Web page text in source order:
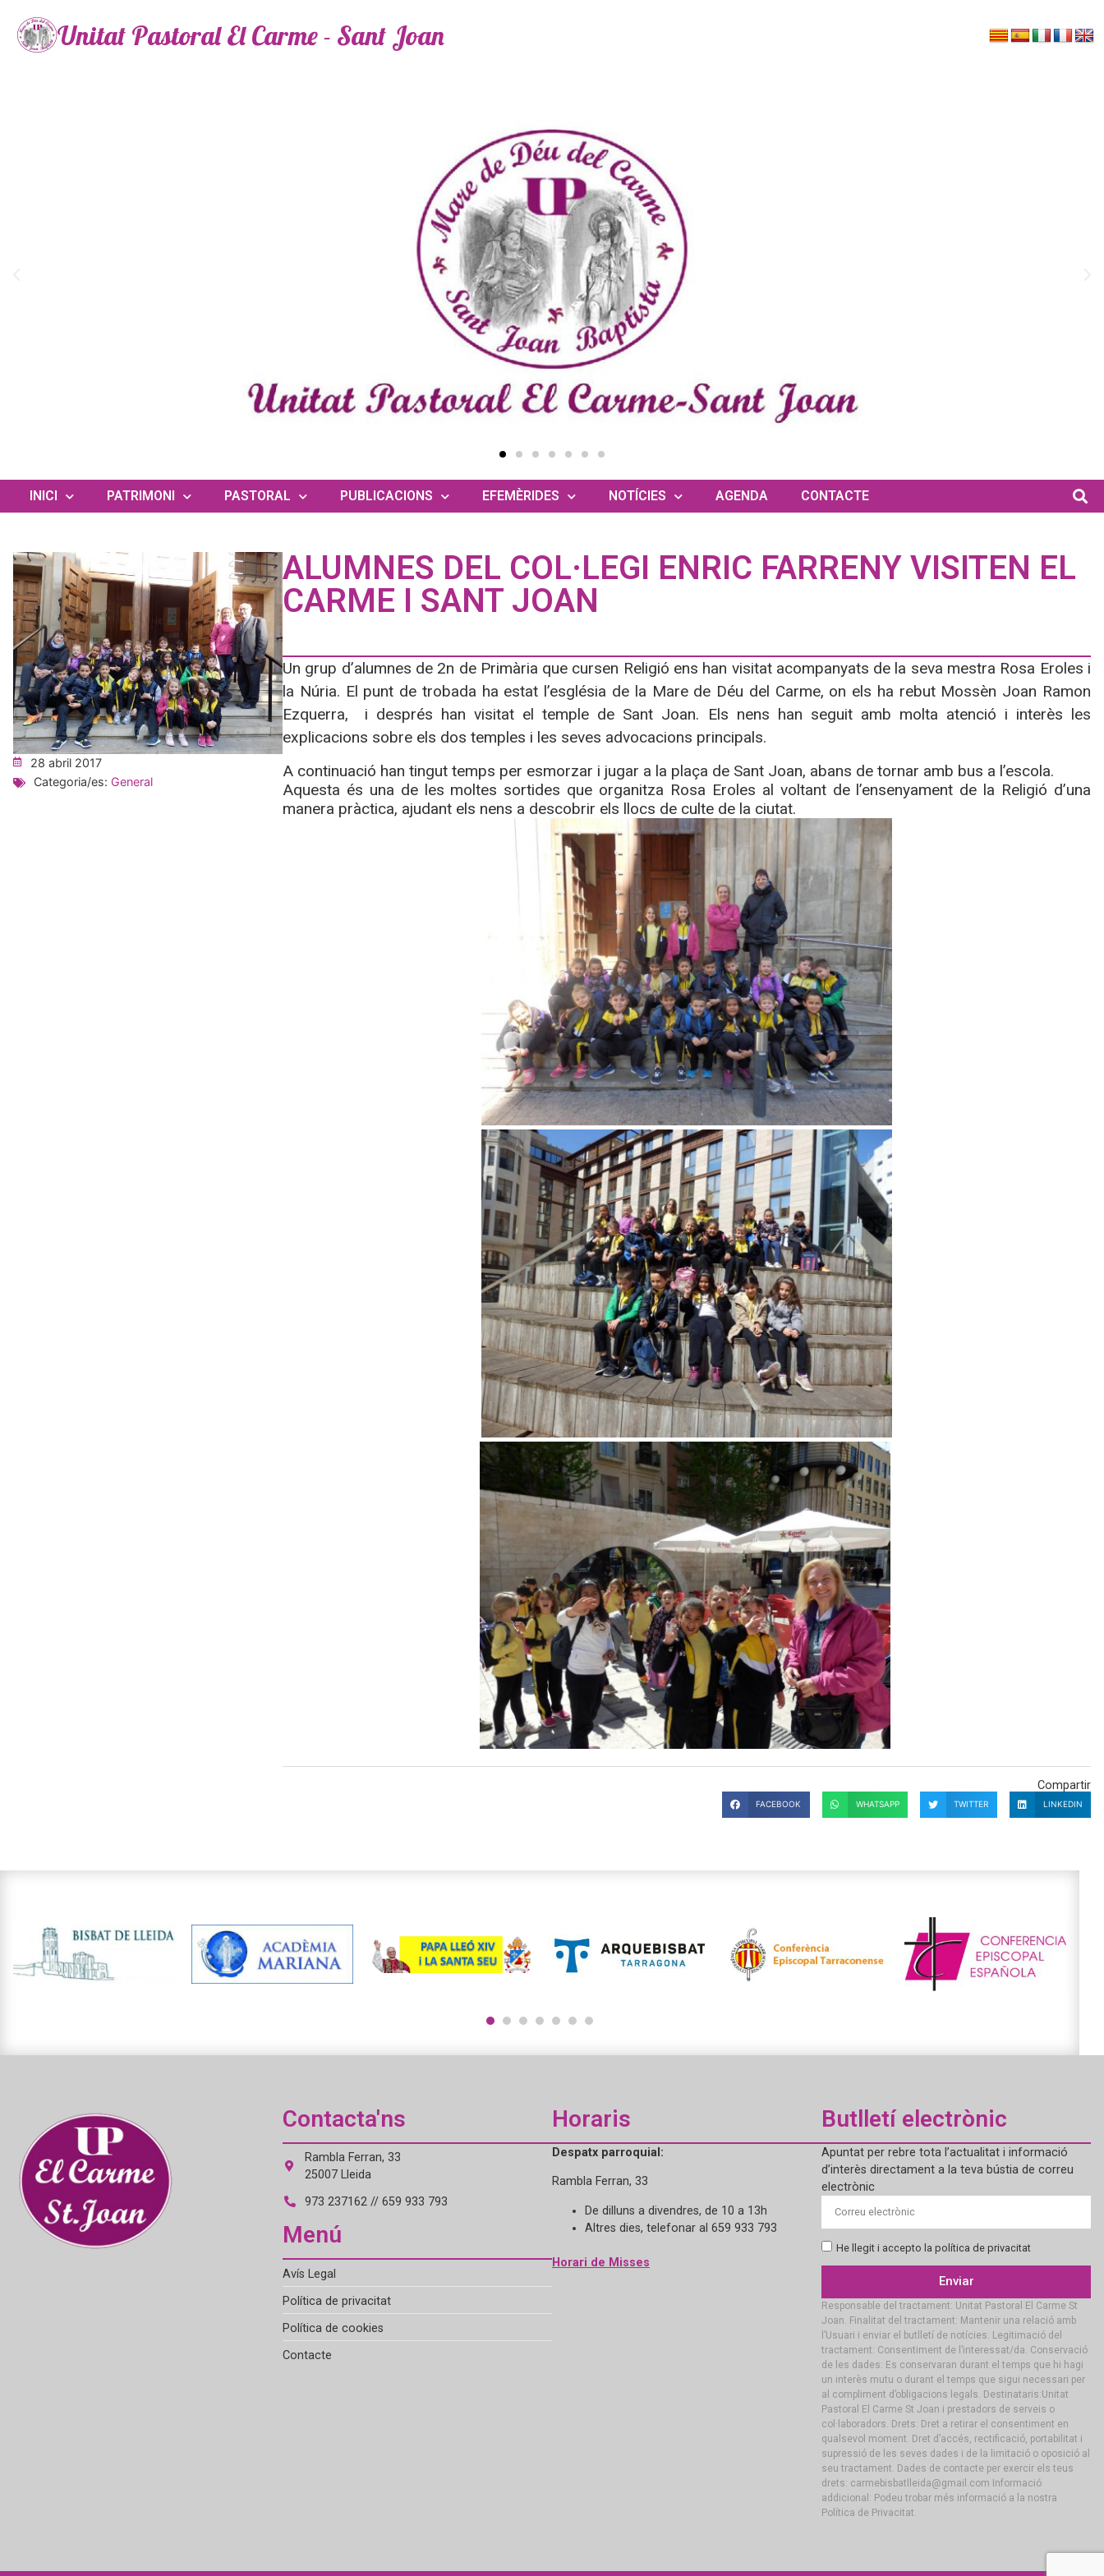
Unitat Pastoral El Carme - Sant Joan
INICI PATRIMONI PASTORAL PUBLICACIONS EFEMÈRIDES NOTÍCIES AGENDA CONTACTE
28 abril 2017
Categoria/es: General
ALUMNES DEL COL·LEGI ENRIC FARRENY VISITEN EL
CARME I SANT JOAN
Un grup d’alumnes de 2n de Primària que cursen Religió ens han visitat acompanyats de la seva mestra Rosa Eroles i
la Núria. El punt de trobada ha estat l’església de la Mare de Déu del Carme, on els ha rebut Mossèn Joan Ramon
Ezquerra, i després han visitat el temple de Sant Joan. Els nens han seguit amb molta atenció i interès les
explicacions sobre els dos temples i les seves advocacions principals.
A continuació han tingut temps per esmorzar i jugar a la plaça de Sant Joan, abans de tornar amb bus a l’escola.
Aquesta és una de les moltes sortides que organitza Rosa Eroles al voltant de l’ensenyament de la Religió d’una
manera pràctica, ajudant els nens a descobrir els llocs de culte de la ciutat.
Compartir
FACEBOOK WHATSAPP TWITTER LINKEDIN
Contacta'ns
Rambla Ferran, 33
25007 Lleida
973 237162 // 659 933 793
Menú
Avís Legal
Política de privacitat
Política de cookies
Contacte
Horaris
Despatx parroquial:
Rambla Ferran, 33
De dilluns a divendres, de 10 a 13h
Altres dies, telefonar al 659 933 793
Horari de Misses
Butlletí electrònic
Apuntat per rebre tota l’actualitat i informació
d’interès directament a la teva bústia de correu
electrònic
He llegit i accepto la política de privacitat
Enviar
Responsable del tractament: Unitat Pastoral El Carme St
Joan. Finalitat del tractament: Mantenir una relació amb
l’Usuari i enviar el butlletí de notícies. Legitimació del
tractament: Consentiment de l’interessat/da. Conservació
de les dades: Es conservaran durant el temps que hi hagi
un interès mutu o durant el temps que sigui necessari per
al compliment d’obligacions legals. Destinataris:Unitat
Pastoral El Carme St Joan i prestadors de serveis o
col·laboradors. Drets: Dret a retirar el consentiment en
qualsevol moment. Dret d’accés, rectificació, portabilitat i
supressió de les seves dades i de la limitació o oposició al
seu tractament. Dades de contacte per exercir els teus
drets: carmebisbatlleida@gmail.com Informació
addicional: Podeu trobar més informació a la nostra
Política de Privacitat.